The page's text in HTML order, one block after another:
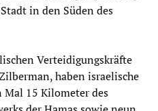
in den Süden des
Verteidigungskräfte
haben israelische
15 Kilometer des